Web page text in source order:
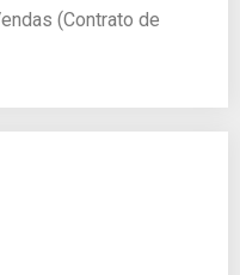
(Contrato de